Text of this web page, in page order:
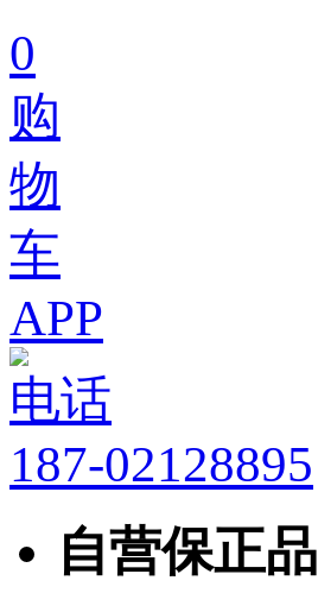
0
购
物
车
APP
电话
187-02128895
自营保正品